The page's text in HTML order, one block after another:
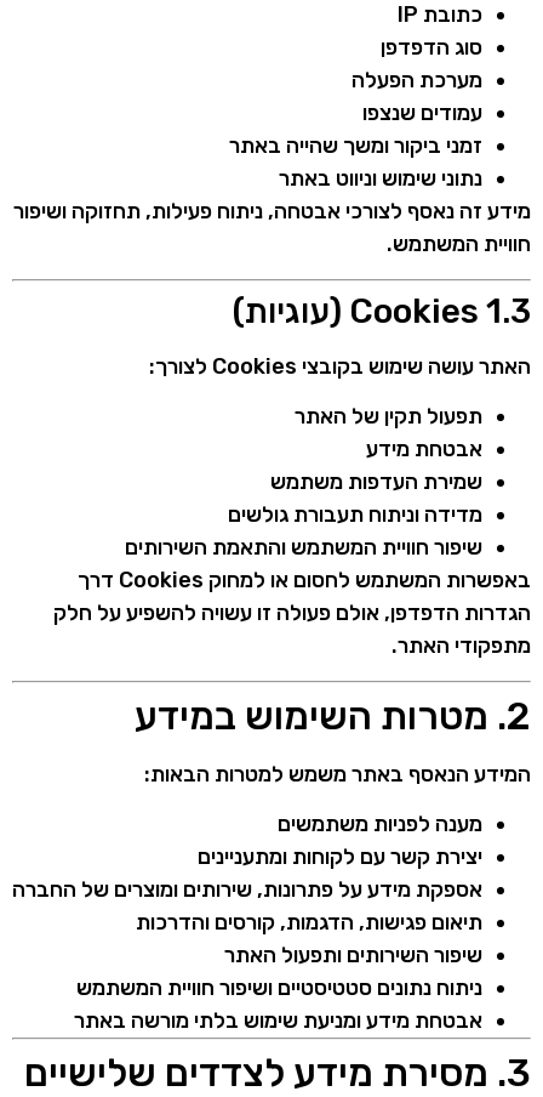
כתובת IP
סוג הדפדפן
מערכת הפעלה
עמודים שנצפו
זמני ביקור ומשך שהייה באתר
נתוני שימוש וניווט באתר
מידע זה נאסף לצורכי אבטחה, ניתוח פעילות, תחזוקה ושיפור
חוויית המשתמש.
1.3 Cookies (עוגיות)
האתר עושה שימוש בקובצי Cookies לצורך:
תפעול תקין של האתר
אבטחת מידע
שמירת העדפות משתמש
מדידה וניתוח תעבורת גולשים
שיפור חוויית המשתמש והתאמת השירותים
באפשרות המשתמש לחסום או למחוק Cookies דרך
הגדרות הדפדפן, אולם פעולה זו עשויה להשפיע על חלק
מתפקודי האתר.
2. מטרות השימוש במידע
המידע הנאסף באתר משמש למטרות הבאות:
מענה לפניות משתמשים
יצירת קשר עם לקוחות ומתעניינים
אספקת מידע על פתרונות, שירותים ומוצרים של החברה
תיאום פגישות, הדגמות, קורסים והדרכות
שיפור השירותים ותפעול האתר
ניתוח נתונים סטטיסטיים ושיפור חוויית המשתמש
אבטחת מידע ומניעת שימוש בלתי מורשה באתר
3. מסירת מידע לצדדים שלישיים